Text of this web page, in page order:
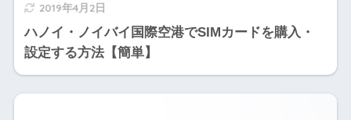
2019年4月2日
ハノイ・ノイバイ国際空港でSIMカードを購入・
設定する方法【簡単】